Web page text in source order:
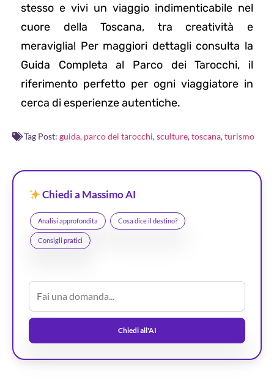
stesso e vivi un viaggio indimenticabile nel
cuore della Toscana, tra creatività e
meraviglia! Per maggiori dettagli consulta la
Guida Completa al Parco dei Tarocchi, il
riferimento perfetto per ogni viaggiatore in
cerca di esperienze autentiche.
Tag Post: guida, parco dei tarocchi,sculture,toscana,turismo
Chiedi a Massimo AI
Analisi approfondita Cosa dice il destino?
Consigli pratici
Chiedi all'AI